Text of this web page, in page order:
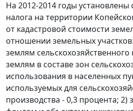
На 2012-2014 годы установлены
налога на территории
от кадастровой стоимости
отношении земельных
землям
землям в составе зон
использования в населенных
используемых для
производства - 0,3 процента;